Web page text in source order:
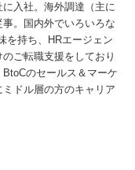
入社。海外調達（主に
。国内外でいろいろな
を持ち、HRエージェン
ご転職支援をしており
のセールス＆マーケ
ドル層の方のキャリア